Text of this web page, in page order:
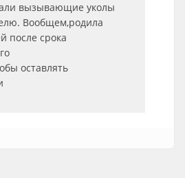
вызывающие уколы
Вообщем,родила
после срока
оставлять